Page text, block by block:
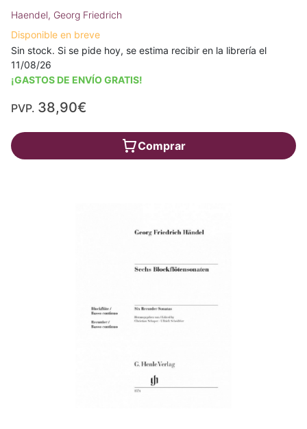
Haendel, Georg Friedrich
Disponible en breve
Sin stock. Si se pide hoy, se estima recibir en la librería el
11/08/26
¡GASTOS DE ENVÍO GRATIS!
PVP. 38,90€
Comprar